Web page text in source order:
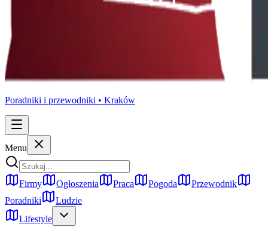
Poradniki i przewodniki • Kraków
Menu
Firmy Ogłoszenia Praca Pogoda
Przewodnik
Poradniki
Ludzie
Lifestyle